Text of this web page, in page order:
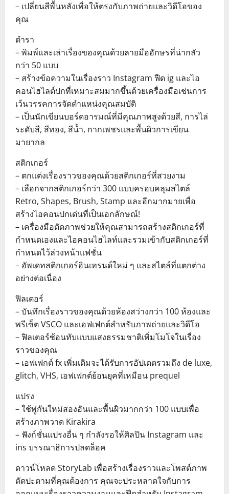
– เปลี่ยนสีพื้นหลังเพื่อให้ตรงกับภาพถ่ายและวิดีโอของ
คุณ
ตำรา
– พิมพ์และเล่าเรื่องของคุณด้วยลายมืออักษรที่น่ากลัว
กว่า 50 แบบ
– สร้างข้อความในเรื่องราว Instagram ฟีด ig และไอ
คอนไฮไลต์ปกที่เหมาะสมมากขึ้นด้วยเครื่องมือเช่นการ
เว้นวรรคการจัดตำแหน่งคุณสมบัติ
– เป็นนักเขียนบอร์ดอารมณ์ที่มีคุณภาพสูงด้วยสี, การไล่
ระดับสี, สีทอง, สีน้ำ, กากเพชรและพื้นผิวการเขียน
มายากล
สติกเกอร์
– ตกแต่งเรื่องราวของคุณด้วยสติกเกอร์ที่สวยงาม
– เลือกจากสติกเกอร์กว่า 300 แบบครอบคลุมสไตล์
Retro, Shapes, Brush, Stamp และอีกมากมายเพื่อ
สร้างไอคอนปกเด่นที่เป็นเอกลักษณ์!
– เครื่องมือตัดภาพช่วยให้คุณสามารถสร้างสติกเกอร์ที่
กำหนดเองและไอคอนไฮไลท์และรวมเข้ากับสติกเกอร์ที่
กำหนดไว้ล่วงหน้าแฟชั่น
– อัพเดทสติกเกอร์อินเทรนด์ใหม่ ๆ และสไตล์ที่แตกต่าง
อย่างต่อเนื่อง
ฟิลเตอร์
– บันทึกเรื่องราวของคุณด้วยห้องสว่างกว่า 100 ห้องและ
พรีเซ็ต VSCO และเอฟเฟกต์สำหรับภาพถ่ายและวิดีโอ
– ฟิลเตอร์ซ้อนทับแบบแสงธรรมชาติเพิ่มโมโจในเรื่อง
ราวของคุณ
– เอฟเฟกต์ fx เพิ่มเติมจะได้รับการอัปเดตรวมถึง de luxe,
glitch, VHS, เอฟเฟกต์ย้อนยุคที่เหมือน prequel
แปรง
– ใช้พู่กันใหม่สองอันและพื้นผิวมากกว่า 100 แบบเพื่อ
สร้างภาพวาด Kirakira
– ฟังก์ชั่นแปรงอื่น ๆ กำลังรอให้ศิลปิน Instagram และ
ins บรรณาธิการปลดล็อค
ดาวน์โหลด StoryLab เพื่อสร้างเรื่องราวและโพสต์ภาพ
ตัดปะตามที่คุณต้องการ คุณจะประหลาดใจกับการ